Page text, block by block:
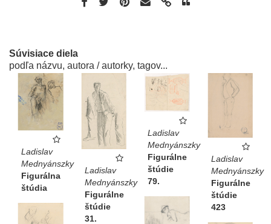
Súvisiace diela
podľa názvu, autora / autorky, tagov...
Ladislav
Mednyánszky
Figurálna
štúdia
Ladislav
Mednyánszky
Figurálne
štúdie
31.
Ladislav
Mednyánszky
Figurálne
štúdie
79.
Ladislav
Mednyánszky
Figurálne
štúdie
423